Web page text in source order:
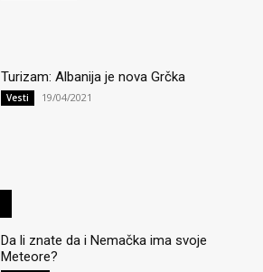
Turizam: Albanija je nova Grčka
Vesti 19/04/2021
Da li znate da i Nemačka ima svoje
Meteore?